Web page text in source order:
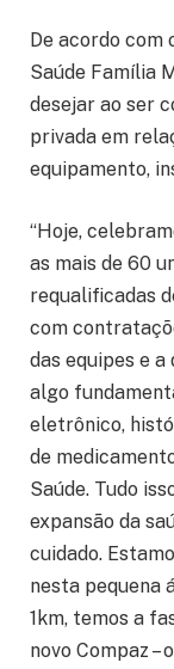
De acordo com
Saúde Família
desejar ao ser
privada em
equipamento,
“Hoje,
as mais de 60
requalificadas
com
das equipes e
algo
eletrônico,
de
Saúde. Tudo
expansão da
cuidado.
nesta pequena
1km, temos a
novo Compaz –